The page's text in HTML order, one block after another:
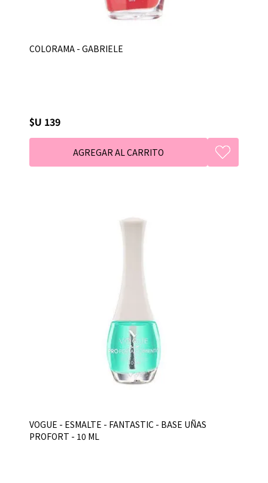
COLORAMA - GABRIELE
$U 139
VOGUE - ESMALTE - FANTASTIC - BASE UÑAS
PROFORT - 10 ML